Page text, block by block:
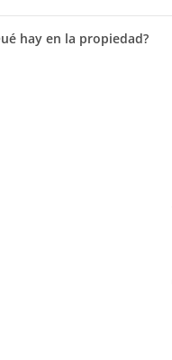
hay en la propiedad?